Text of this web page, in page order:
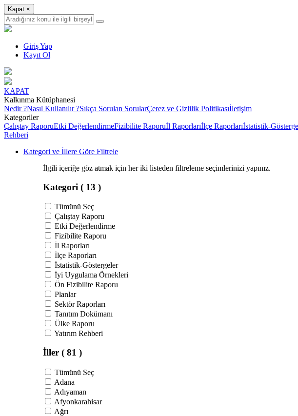
Kapat ×
Giriş Yap
Kayıt Ol
KAPAT
Kalkınma Kütüphanesi
Nedir ?Nasıl Kullanılır ?Sıkça Sorulan SorularÇerez ve Gizlilik Politikasıİletişim
Kategoriler
Çalıştay RaporuEtki DeğerlendirmeFizibilite Raporuİl Raporlarıİlçe Raporlarıİstatistik-
Rehberi
Kategori ve İllere Göre Filtrele
İlgili içeriğe göz atmak için her iki listeden filtreleme seçimlerinizi yapınız.
Kategori ( 13 )
Tümünü Seç
Çalıştay Raporu
Etki Değerlendirme
Fizibilite Raporu
İl Raporları
İlçe Raporları
İstatistik-Göstergeler
İyi Uygulama Örnekleri
Ön Fizibilite Raporu
Planlar
Sektör Raporları
Tanıtım Dokümanı
Ülke Raporu
Yatırım Rehberi
İller ( 81 )
Tümünü Seç
Adana
Adıyaman
Afyonkarahisar
Ağrı